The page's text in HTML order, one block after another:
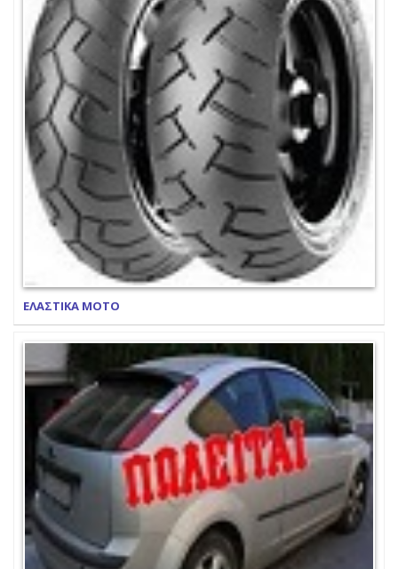
ΕΛΑΣΤΙΚΑ ΜΟΤΟ